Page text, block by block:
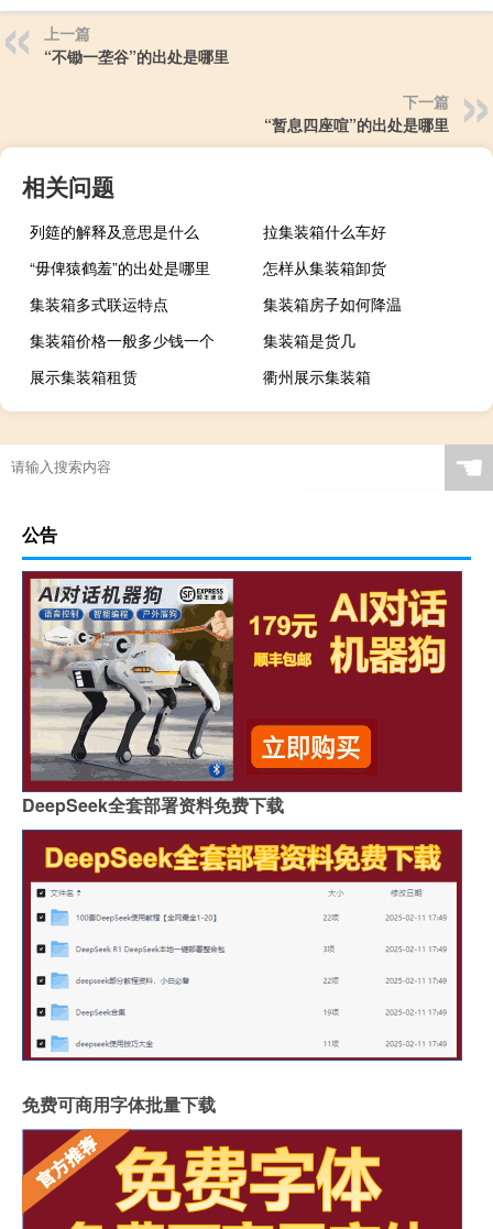
上一篇
“不锄一垄谷”的出处是哪里
下一篇
“暂息四座喧”的出处是哪里
相关问题
列筵的解释及意思是什么
拉集装箱什么车好
“毋俾猿鹤羞”的出处是哪里
怎样从集装箱卸货
集装箱多式联运特点
集装箱房子如何降温
集装箱价格一般多少钱一个
集装箱是货几
展示集装箱租赁
衢州展示集装箱
☚
公告
DeepSeek全套部署资料免费下载
免费可商用字体批量下载